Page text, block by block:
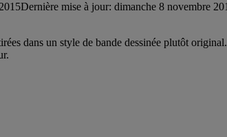
Dernière mise à jour: dimanche 8 novembre
dans un style de bande dessinée plutôt original.